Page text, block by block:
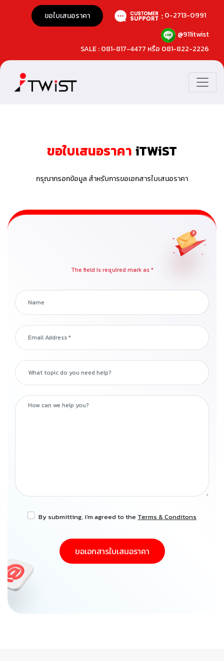
ขอใบเสนอราคา
0-2713-0991
@911itwist
SALE : 081-817-4477 หรือ 081-822-2226
ขอใบเสนอราคา iTWiST
กรุณากรอกข้อมูล สำหรับการขอเอกสารใบเสนอราคา
The field is required mark as *
By submitting, i’m agreed to the Terms & Conditons